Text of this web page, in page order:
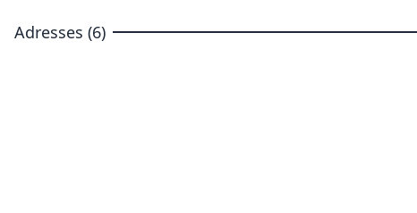
Adresses (6)